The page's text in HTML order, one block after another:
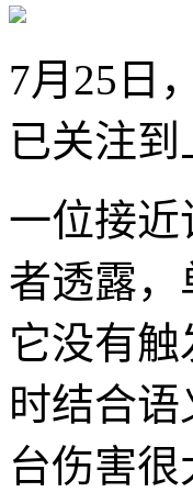
7月25日
已关注
一位接近
者透露
它没有
时结合
台伤害